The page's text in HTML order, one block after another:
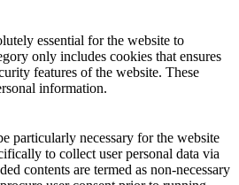
essential for the website to
only includes cookies that ensures
features of the website. These
information.
particularly necessary for the website
to collect user personal data via
contents are termed as non-necessary